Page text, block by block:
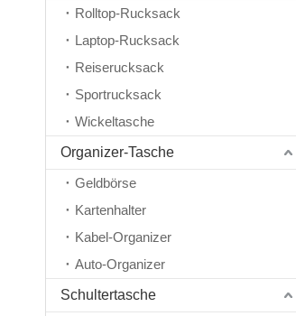
Rolltop-Rucksack
Laptop-Rucksack
Reiserucksack
Sportrucksack
Wickeltasche
Organizer-Tasche
Geldbörse
Kartenhalter
Kabel-Organizer
Auto-Organizer
Schultertasche